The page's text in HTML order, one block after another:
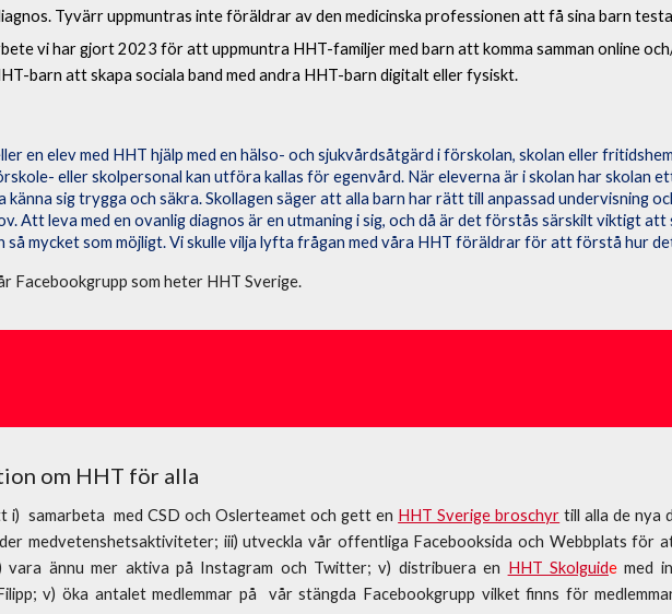
Tyvärr uppmuntras inte föräldrar av den medicinska professionen att få sina barn
vi har gjort 2023 för att uppmuntra HHT-familjer med barn att komma samman online
barn att skapa sociala band med andra HHT-barn digitalt eller fysiskt.
en elev med HHT hjälp med en hälso- och sjukvårdsåtgärd i förskolan, skolan eller
eller skolpersonal kan utföra kallas för egenvård. När eleverna är i skolan har skolan
känna sig trygga och säkra. Skollagen säger att alla barn har rätt till anpassad undervisning
Att leva med en ovanlig diagnos är en utmaning i sig, och då är det förstås särskilt viktigt
så mycket som möjligt. Vi skulle vilja lyfta frågan med våra HHT föräldrar för att förstå hur
Facebookgrupp som heter HHT Sverige.
om HHT för alla
i) samarbeta med CSD och Oslerteamet och gett en HHT Sverige broschyr till alla de nya
medvetenshetsaktiviteter; iii) utveckla vår offentliga Facebooksida och Webbplats för
ännu mer aktiva på Instagram och Twitter; v) distribuera en HHT Skolguidemed
v) öka antalet medlemmar på vår stängda Facebookgrupp vilket finns för